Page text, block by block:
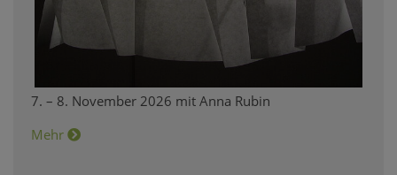
7. – 8. November 2026 mit Anna Rubin
Mehr